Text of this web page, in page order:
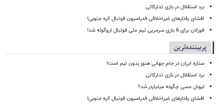
برد استقلال در بازی تدارکاتی
افشای رفتارهای غیراخلاقی فدراسیون فوتبال کره جنوبی!
فورلان برای 6 بازی سرمربی تیم ملی فوتبال اروگوئه شد!
پربیننده‌ترین
ستاره ایران در جام جهانی هنوز بدون تیم است!
برد استقلال در بازی تدارکاتی
لیونل مسی چگونه میلیاردر شد؟
افشای رفتارهای غیراخلاقی فدراسیون فوتبال کره جنوبی!